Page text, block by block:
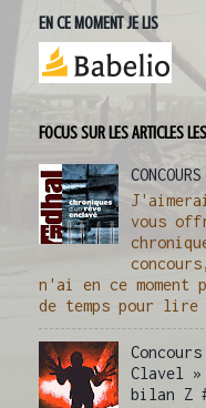
EN CE MOMENT JE LIS
FOCUS SUR LES ARTICLES
vous
n'ai en ce moment
de temps pour
Clavel
bilan Z